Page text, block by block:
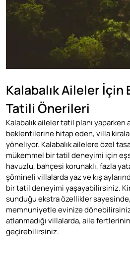
Kalabalık Aileler İçin
Tatili Önerileri
Kalabalık aileler tatil planı
beklentilerine hitap eden, villa
yöneliyor. Kalabalık ailelere özel
mükemmel bir tatil deneyimi için
havuzlu, bahçesi korunaklı, fazla
şömineli villalarda yaz ve kış
bir tatil deneyimi yaşayabilirsiniz.
sunduğu ekstra özellikler
memnuniyetle evinize
atlanmadığı villalarda, aile
geçirebilirsiniz.